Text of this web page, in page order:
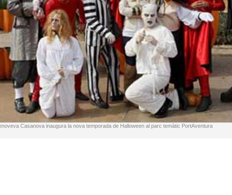
Casanova inaugura la nova temporada de Halloween al parc temàtic PortAventura